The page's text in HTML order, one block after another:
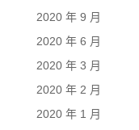
2020 年 9 月
2020 年 6 月
2020 年 3 月
2020 年 2 月
2020 年 1 月